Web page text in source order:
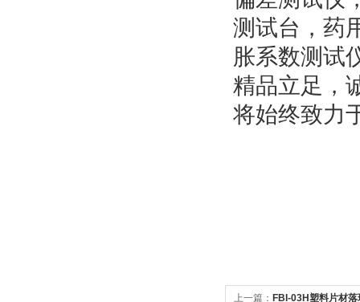
测试台，药
胀系数测试
精品立足，
将始终致力
上一篇： FBI-03H塑料片材